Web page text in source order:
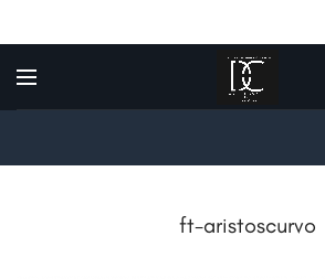
ft-aristoscurvo